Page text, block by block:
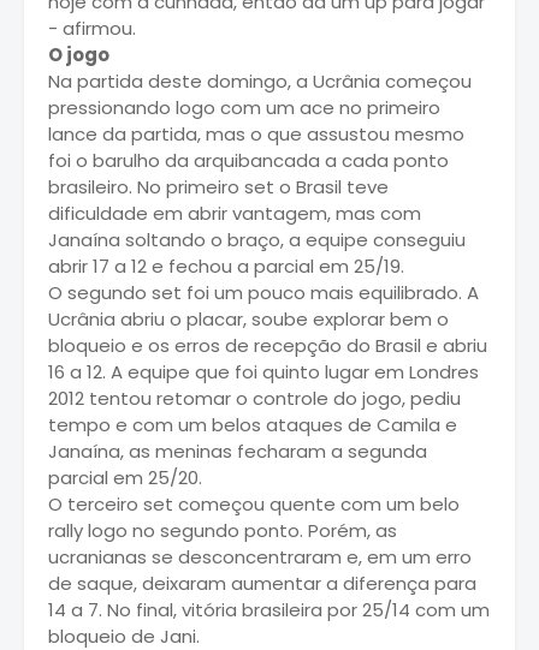
- afirmou.
O jogo
Na partida deste domingo, a Ucrânia começou
pressionando logo com um ace no primeiro
lance da partida, mas o que assustou mesmo
foi o barulho da arquibancada a cada ponto
brasileiro. No primeiro set o Brasil teve
dificuldade em abrir vantagem, mas com
Janaína soltando o braço, a equipe conseguiu
abrir 17 a 12 e fechou a parcial em 25/19.
O segundo set foi um pouco mais equilibrado. A
Ucrânia abriu o placar, soube explorar bem o
bloqueio e os erros de recepção do Brasil e abriu
16 a 12. A equipe que foi quinto lugar em Londres
2012 tentou retomar o controle do jogo, pediu
tempo e com um belos ataques de Camila e
Janaína, as meninas fecharam a segunda
parcial em 25/20.
O terceiro set começou quente com um belo
rally logo no segundo ponto. Porém, as
ucranianas se desconcentraram e, em um erro
de saque, deixaram aumentar a diferença para
14 a 7. No final, vitória brasileira por 25/14 com um
bloqueio de Jani.